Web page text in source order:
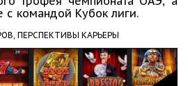
с командой Кубок лиги.
ПЕРСПЕКТИВЫ КАРЬЕРЫ